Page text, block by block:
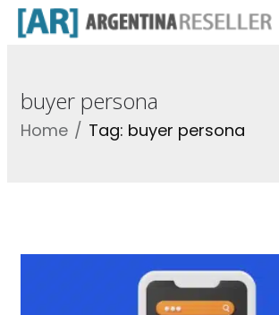
buyer persona
Home Tag: buyer persona